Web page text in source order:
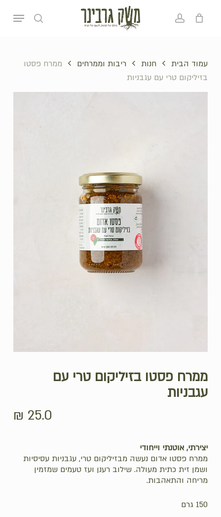
search account
Menu
סל קניות סגירה
עמוד הבית חנות ריבות וממרחים
ממרח פסטו
בזיליקום טרי עם עגבניות
ממרח פסטו בזיליקום טרי עם
עגבניות
₪ 25.0
יצירתי, אוטנתי וייחודי
ממרח פסטו אדום נעשה מבזיליקום טרי, עגבניות עסיסיות
ושמן זית כתית מעולה. שילוב רענן ועז טעמים שמזמין
מריחה והתאהבות.
150 גרם